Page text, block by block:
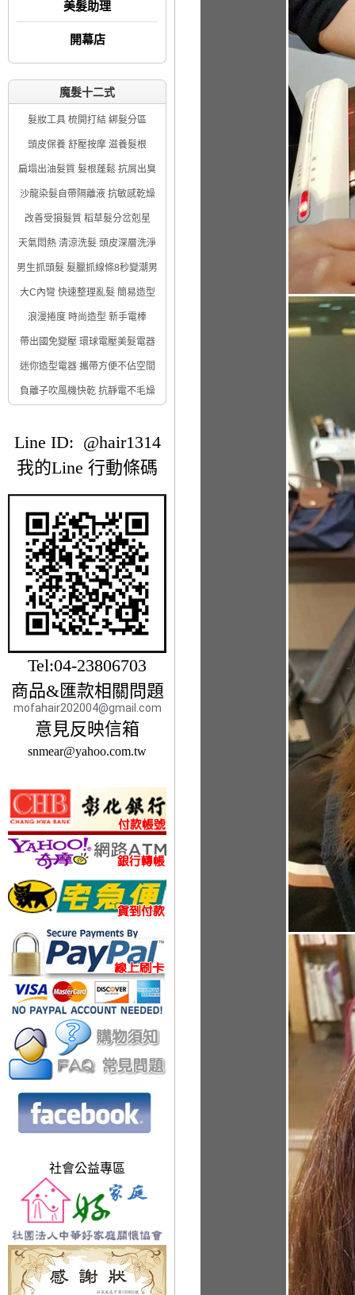
美髮助理
開幕店
魔髮十二式
髮妝工具 梳開打結 綁髮分區
頭皮保養 舒壓按摩 滋養髮根
扁塌出油髮質 髮根蓬鬆 抗屑出臭
沙龍染髮自帶隔離液 抗敏感乾燥
改善受損髮質 稻草髮分岔剋星
天氣悶熱 清涼洗髮 頭皮深層洗淨
男生抓頭髮 髮臘抓線條8秒變潮男
大C內彎 快速整理亂髮 簡易造型
浪漫捲度 時尚造型 新手電棒
帶出國免變壓 環球電壓美髮電器
迷你造型電器 攜帶方便不佔空間
負離子吹風機快乾 抗靜電不毛燥
Line ID: @hair1314
我的Line 行動條碼
Tel:04-23806703
商品&匯款相關問題
mofahair202004@gmail.com
意見反映信箱
snmear@yahoo.com.tw
社會公益專區